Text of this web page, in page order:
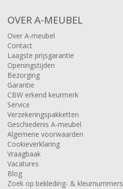
OVER A-MEUBEL
Over A-meubel
Contact
Laagste prijsgarantie
Openingstijden
Bezorging
Garantie
CBW erkend keurmerk
Service
Verzekeringspakketten
Geschiedenis A-meubel
Algemene voorwaarden
Cookieverklaring
Vraagbaak
Vacatures
Blog
Zoek op bekleding- & kleurnummers